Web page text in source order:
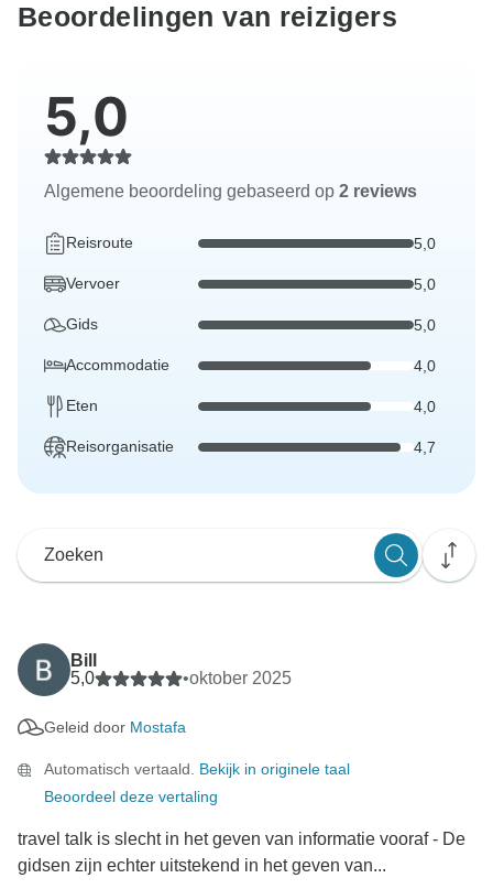
Beoordelingen van reizigers
5,0
Algemene beoordeling gebaseerd op 2 reviews
Reisroute 5,0
Vervoer 5,0
Gids 5,0
Accommodatie 4,0
Eten 4,0
Reisorganisatie 4,7
Bill
5,0
•oktober 2025
Geleid door Mostafa
Automatisch vertaald. Bekijk in originele taal
Beoordeel deze vertaling
travel talk is slecht in het geven van informatie vooraf - De
gidsen zijn echter uitstekend in het geven van...